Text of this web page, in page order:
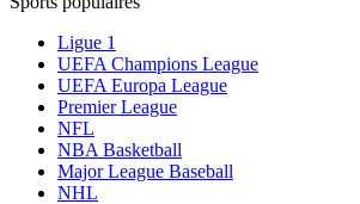
Ligue 1
UEFA Champions League
UEFA Europa League
Premier League
NFL
NBA Basketball
Major League Baseball
NHL